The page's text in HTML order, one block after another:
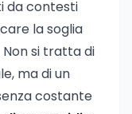
da contesti
la soglia
Non si tratta di
ma di un
costante